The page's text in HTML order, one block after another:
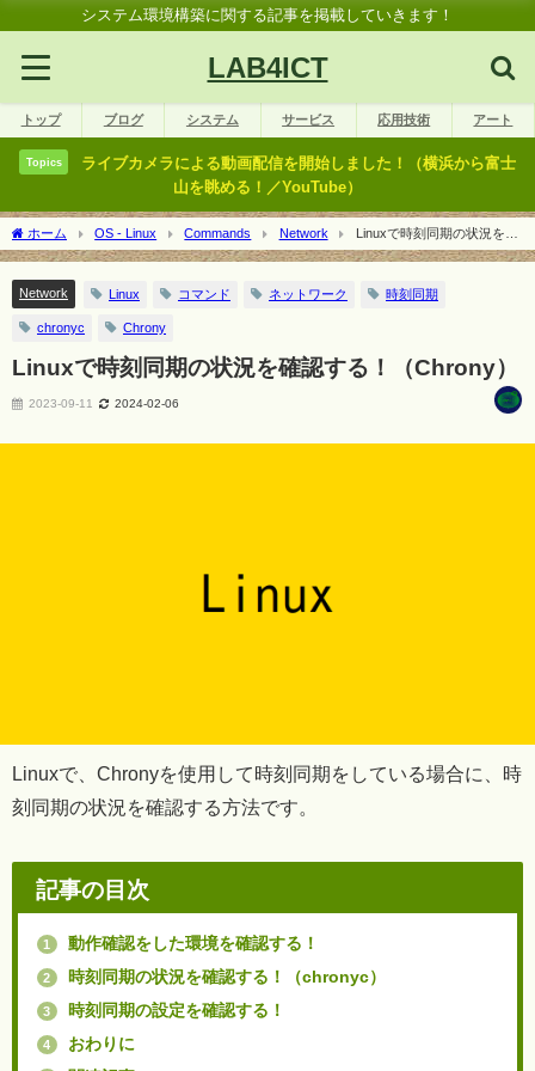
システム環境構築に関する記事を掲載していきます！
LAB4ICT
トップ ブログ システム サービス 応用技術 アート
Topics
ライブカメラによる動画配信を開始しました！（横浜から富士
山を眺める！／YouTube）
ホーム OS - Linux Commands Network
Linuxで時刻同期の状況を確
認する！（Chrony）
Network Linux コマンド ネットワーク 時刻同期
chronyc Chrony
Linuxで時刻同期の状況を確認する！（Chrony）
2023-09-11 2024-02-06
Linuxで、Chronyを使用して時刻同期をしている場合に、時
刻同期の状況を確認する方法です。
記事の目次
1 動作確認をした環境を確認する！
2 時刻同期の状況を確認する！（chronyc）
3 時刻同期の設定を確認する！
4 おわりに